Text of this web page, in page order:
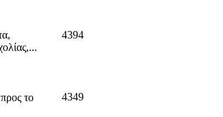
4394
το
4349